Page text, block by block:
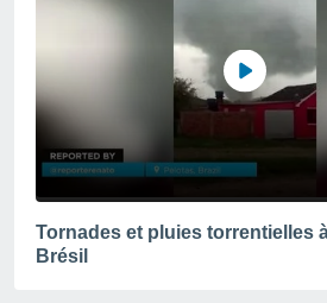
Tornades et pluies torrentielles
Brésil